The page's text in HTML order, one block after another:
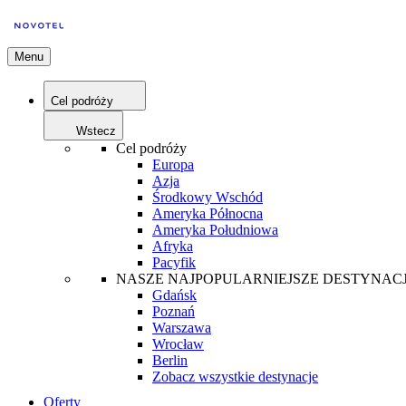
Menu
Cel podróży
Wstecz
Cel podróży
Europa
Azja
Środkowy Wschód
Ameryka Północna
Ameryka Południowa
Afryka
Pacyfik
NASZE NAJPOPULARNIEJSZE
Gdańsk
Poznań
Warszawa
Wrocław
Berlin
Zobacz wszystkie destynacje
Oferty